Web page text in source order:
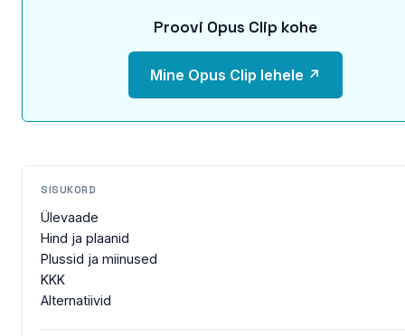
Proovi Opus Clip kohe
Mine Opus Clip lehele ↗
SISUKORD
Ülevaade
Hind ja plaanid
Plussid ja miinused
KKK
Alternatiivid